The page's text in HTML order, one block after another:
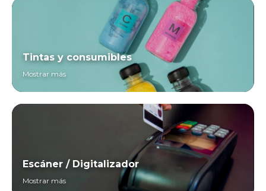
Tintas y consumibles
Mostrar más
Escáner / Digitalizador
Mostrar más